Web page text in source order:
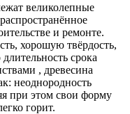
великолепные
и ремонте.
хорошую твёрдость,
срока
, древесина
неоднородность
при этом свои форму
горит.